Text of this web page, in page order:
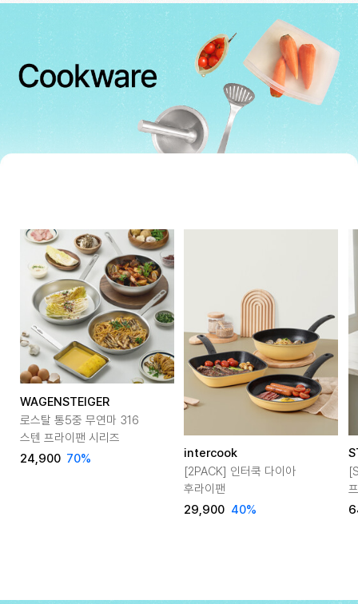
WAGENSTEIGER
로스탈 통5중 무연마 316
스텐 프라이팬 시리즈
24,900 70%
intercook
[2PACK] 인터쿡 다이아
후라이팬
29,900 40%